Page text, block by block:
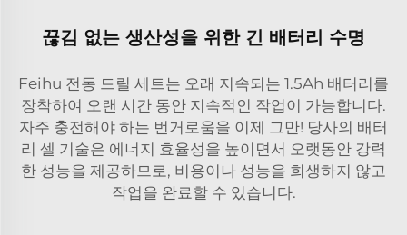
끊김 없는 생산성을 위한 긴 배터리 수명
Feihu 전동 드릴 세트는 오래 지속되는 1.5Ah 배터리를
장착하여 오랜 시간 동안 지속적인 작업이 가능합니다.
자주 충전해야 하는 번거로움을 이제 그만! 당사의 배터
리 셀 기술은 에너지 효율성을 높이면서 오랫동안 강력
한 성능을 제공하므로, 비용이나 성능을 희생하지 않고
작업을 완료할 수 있습니다.